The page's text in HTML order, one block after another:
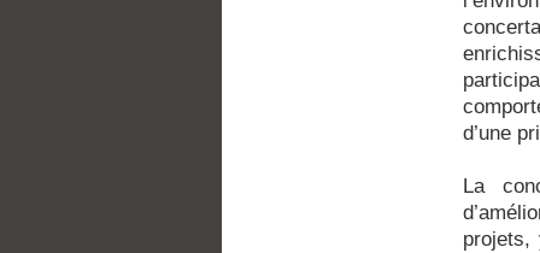
d’une
La
projets,